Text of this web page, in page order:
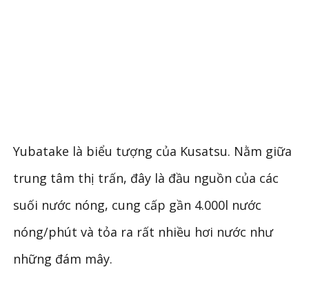
Yubatake là biểu tượng của Kusatsu. Nằm giữa
trung tâm thị trấn, đây là đầu nguồn của các
suối nước nóng, cung cấp gần 4.000l nước
nóng/phút và tỏa ra rất nhiều hơi nước như
những đám mây.